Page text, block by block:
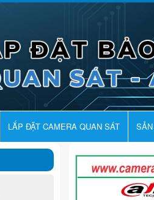
LẮP ĐẶT CAMERA QUAN SÁT